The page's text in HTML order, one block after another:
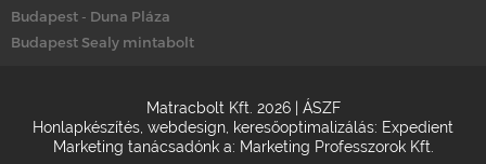
Budapest - Duna Pláza
Budapest Sealy mintabolt
Matracbolt Kft. 2026 | ÁSZF
Honlapkészítés webdesign keresőoptimalizálás: Expedient
Marketing tanácsadónk a: Marketing Professzorok Kft.